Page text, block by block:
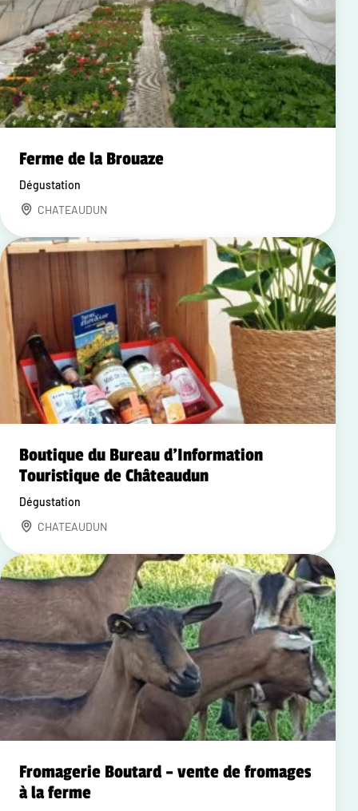
Ferme de la Brouaze
Dégustation
CHATEAUDUN
Boutique du Bureau d'Information
Touristique de Châteaudun
Dégustation
CHATEAUDUN
Fromagerie Boutard – vente de fromages
à la ferme